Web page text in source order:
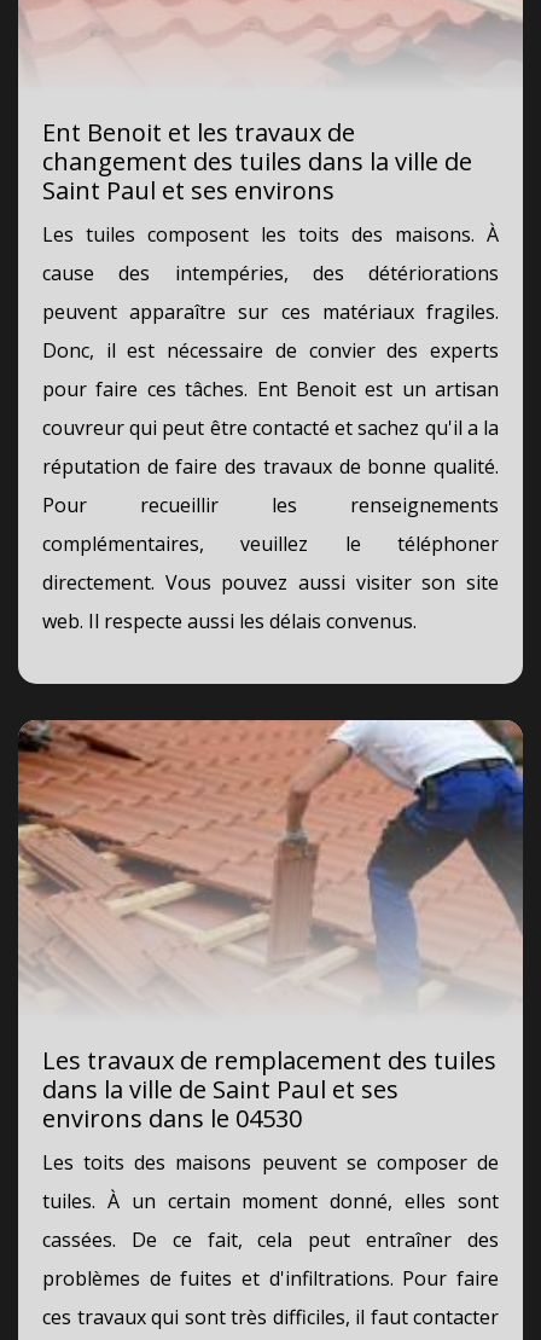
Ent Benoit et les travaux de
changement des tuiles dans la ville de
Saint Paul et ses environs
Les tuiles composent les toits des maisons. À
cause des intempéries, des détériorations
peuvent apparaître sur ces matériaux fragiles.
Donc, il est nécessaire de convier des experts
pour faire ces tâches. Ent Benoit est un artisan
couvreur qui peut être contacté et sachez qu'il a la
réputation de faire des travaux de bonne qualité.
Pour recueillir les renseignements
complémentaires, veuillez le téléphoner
directement. Vous pouvez aussi visiter son site
web. Il respecte aussi les délais convenus.
Les travaux de remplacement des tuiles
dans la ville de Saint Paul et ses
environs dans le 04530
Les toits des maisons peuvent se composer de
tuiles. À un certain moment donné, elles sont
cassées. De ce fait, cela peut entraîner des
problèmes de fuites et d'infiltrations. Pour faire
ces travaux qui sont très difficiles, il faut contacter